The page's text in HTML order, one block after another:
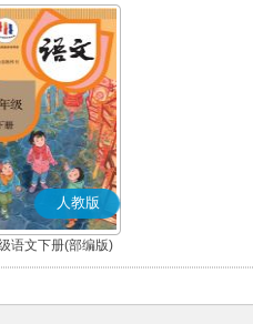
人教版
语文下册(部编版)